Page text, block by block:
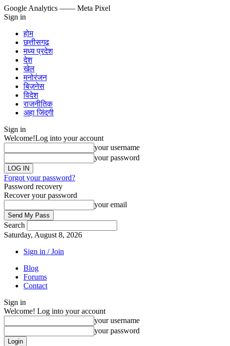
Google Analytics —— Meta Pixel
Sign in
होम
छत्तीसगढ़
मध्य प्रदेश
देश
खेल
मनोरंजन
बिज़नेस
विदेश
राजनीतिक
अहा जिंदगी
Sign in
Welcome!Log into your account
your username
your password
Forgot your password?
Password recovery
Recover your password
your email
Search
Saturday, August 8, 2026
Sign in / Join
Blog
Forums
Contact
Sign in
Welcome! Log into your account
your username
your password